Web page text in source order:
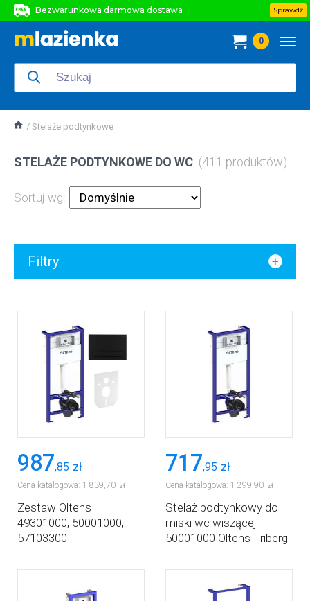
Bezwarunkowa darmowa dostawa
Bezwarunkowa darmowa dostawa
Sprawdź
0
Stelaże podtynkowe
STELAŻE PODTYNKOWE DO WC (411 produktów)
Sortuj wg:
Filtry
987,85 zł
Cena katalogowa: 1 839,70 zł
Zestaw Oltens
49301000, 50001000,
57103300
717,95 zł
Cena katalogowa: 1 299,90 zł
Stelaż podtynkowy do
miski wc wiszącej
50001000 Oltens Triberg